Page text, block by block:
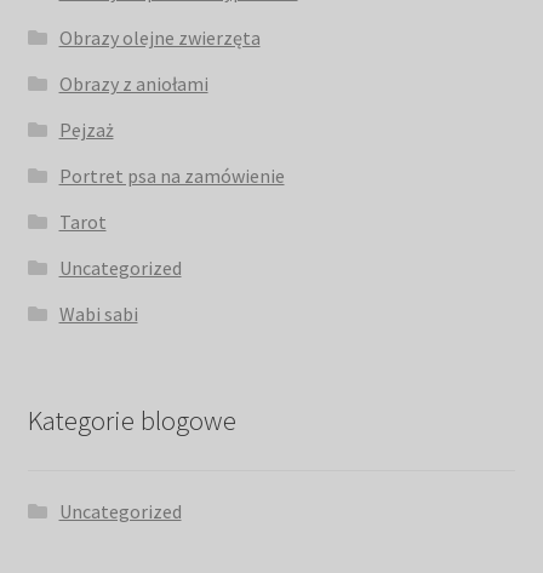
Obrazy olejne zwierzęta
Obrazy z aniołami
Pejzaż
Portret psa na zamówienie
Tarot
Uncategorized
Wabi sabi
Kategorie blogowe
Uncategorized